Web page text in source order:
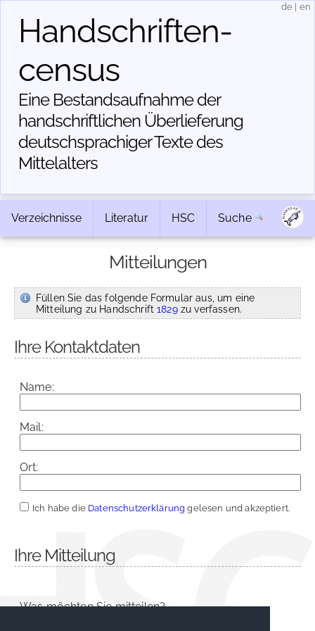
Handschriften­
census
Eine Bestandsaufnahme der
handschriftlichen Über­lieferung
deutschsprachiger Texte des
Mittelalters
de en
Verzeichnisse Literatur HSC Suche
Mitteilungen
Füllen Sie das folgende Formular aus, um eine
Mitteilung zu Handschrift1829zu verfassen.
Ihre Kontaktdaten
Name:
Mail:
Ort:
Ich habe die Datenschutzerklärung gelesen und akzeptiert.
Ihre Mitteilung
Was möchten Sie mitteilen?